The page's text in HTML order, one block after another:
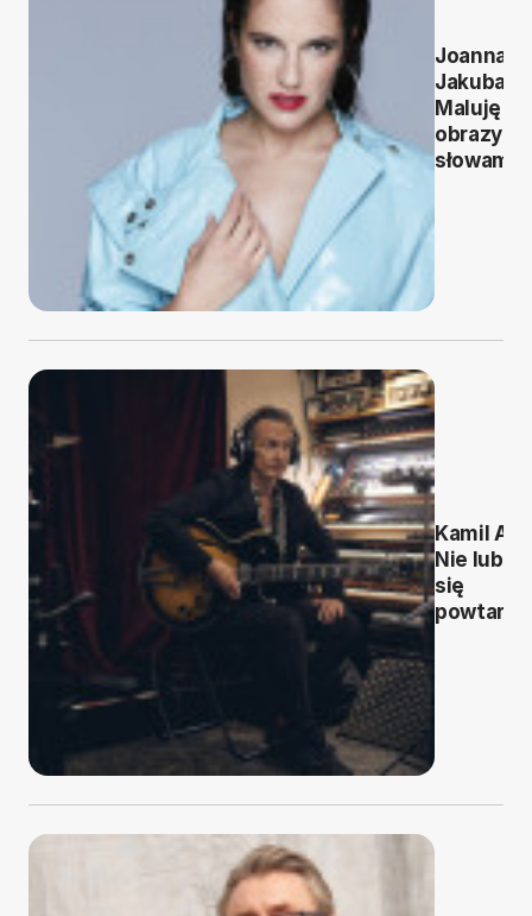
Joanna
Jakubas:
Maluję
obrazy
słowami
Kamil
Nie lubię
się